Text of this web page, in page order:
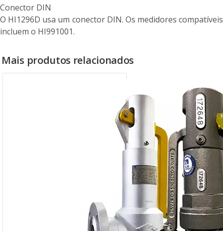
Conector DIN
O HI1296D usa um conector DIN. Os medidores compatíveis
incluem o HI991001.
Mais produtos relacionados